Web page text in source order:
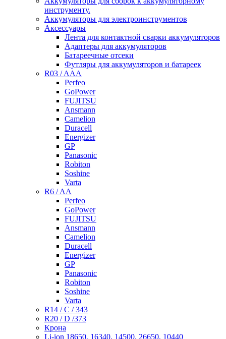
инструменту.
Аккумуляторы для электроинструментов
Аксессуары
Лента для контактной сварки аккумуляторов
Адаптеры для аккумуляторов
Батареечные отсеки
Футляры для аккумуляторов и батареек
R03 / AAA
Perfeo
GoPower
FUJITSU
Ansmann
Camelion
Duracell
Energizer
GP
Panasonic
Robiton
Soshine
Varta
R6 / AA
Perfeo
GoPower
FUJITSU
Ansmann
Camelion
Duracell
Energizer
GP
Panasonic
Robiton
Soshine
Varta
R14 / C / 343
R20 / D /373
Крона
Li-ion 18650, 16340, 14500, 26650, 10440